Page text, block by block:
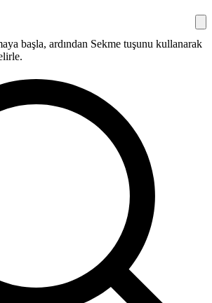
başla, ardından Sekme tuşunu kullanarak